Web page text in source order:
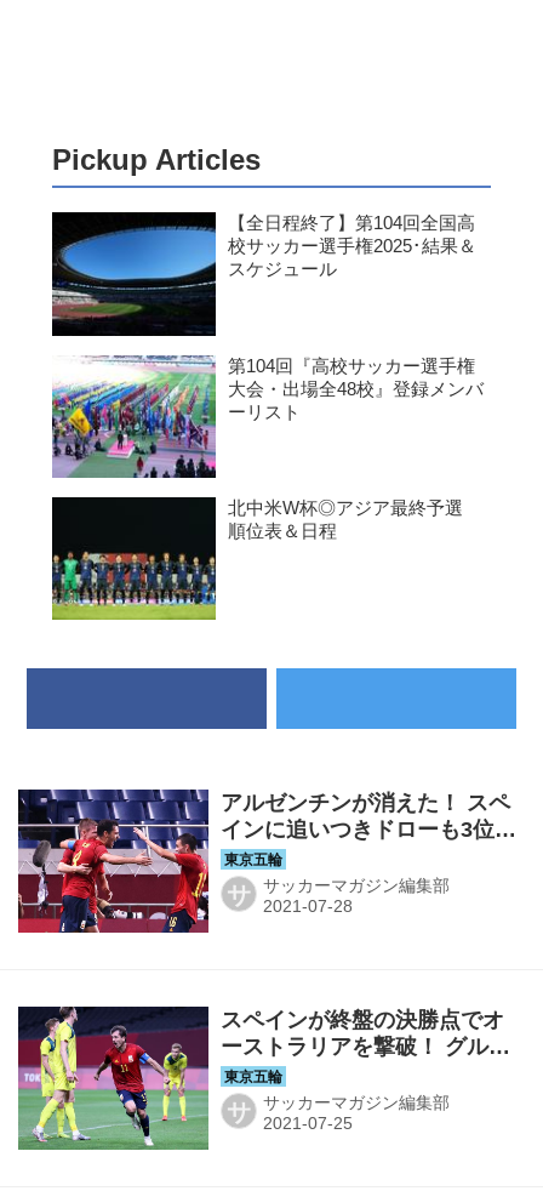
Pickup Articles
【全日程終了】第104回全国高
校サッカー選手権2025･結果＆
スケジュール
第104回『高校サッカー選手権
大会・出場全48校』登録メンバ
ーリスト
北中米W杯◎アジア最終予選
順位表＆日程
アルゼンチンが消えた！ スペ
インに追いつきドローも3位で
大会を去る◎東京五輪・男子
サ サッカーマガジン編集部
スペインが終盤の決勝点でオ
ーストラリアを撃破！ グルー
プ首位に浮上して第3戦へ◎東
京五輪・男子
サ サッカーマガジン編集部